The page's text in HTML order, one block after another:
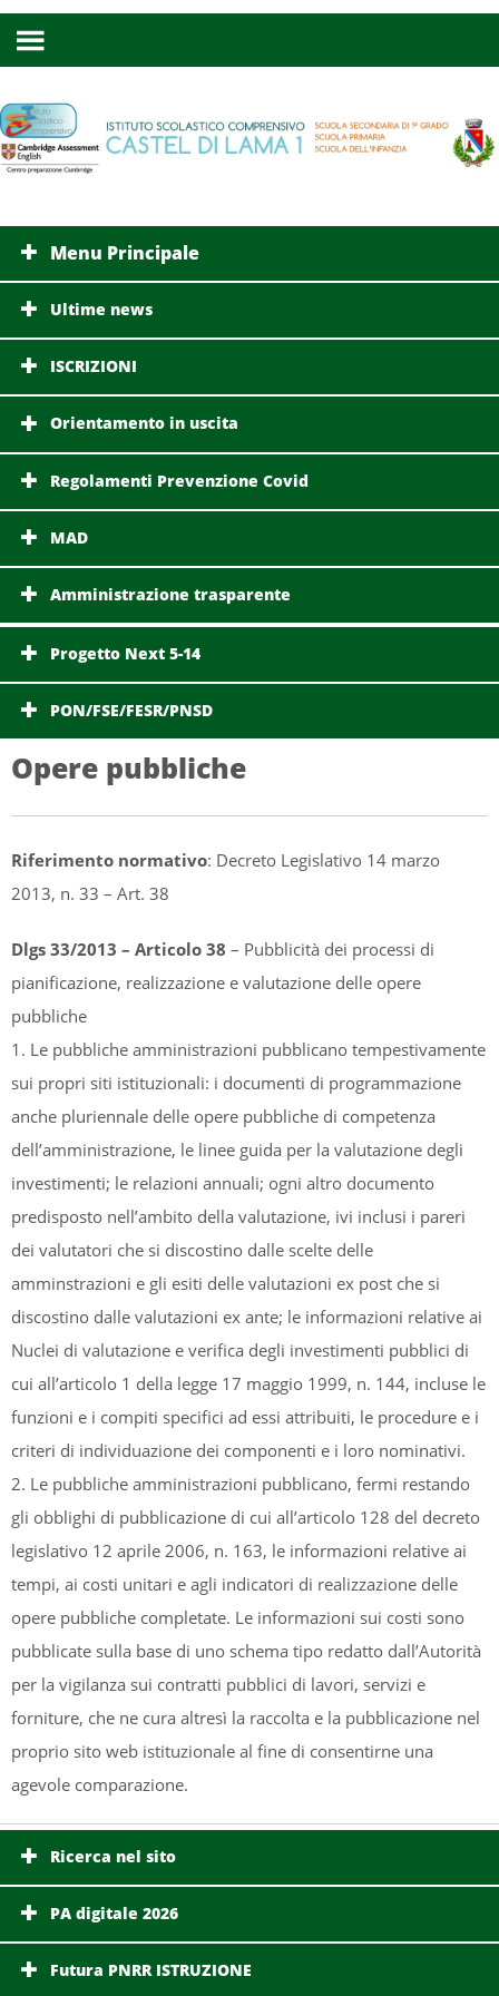
Menu Principale
Ultime news
ISCRIZIONI
Orientamento in uscita
Regolamenti Prevenzione Covid
MAD
Amministrazione trasparente
Progetto Next 5-14
PON/FSE/FESR/PNSD
Opere pubbliche
Riferimento normativo: Decreto Legislativo 14 marzo
2013, n. 33 – Art. 38
Dlgs 33/2013 – Articolo 38 – Pubblicità dei processi di
pianificazione, realizzazione e valutazione delle opere
pubbliche
1. Le pubbliche amministrazioni pubblicano tempestivamente
sui propri siti istituzionali: i documenti di programmazione
anche pluriennale delle opere pubbliche di competenza
dell’amministrazione, le linee guida per la valutazione degli
investimenti; le relazioni annuali; ogni altro documento
predisposto nell’ambito della valutazione, ivi inclusi i pareri
dei valutatori che si discostino dalle scelte delle
amminstrazioni e gli esiti delle valutazioni ex post che si
discostino dalle valutazioni ex ante; le informazioni relative ai
Nuclei di valutazione e verifica degli investimenti pubblici di
cui all’articolo 1 della legge 17 maggio 1999, n. 144, incluse le
funzioni e i compiti specifici ad essi attribuiti, le procedure e i
criteri di individuazione dei componenti e i loro nominativi.
2. Le pubbliche amministrazioni pubblicano, fermi restando
gli obblighi di pubblicazione di cui all’articolo 128 del decreto
legislativo 12 aprile 2006, n. 163, le informazioni relative ai
tempi, ai costi unitari e agli indicatori di realizzazione delle
opere pubbliche completate. Le informazioni sui costi sono
pubblicate sulla base di uno schema tipo redatto dall’Autorità
per la vigilanza sui contratti pubblici di lavori, servizi e
forniture, che ne cura altresì la raccolta e la pubblicazione nel
proprio sito web istituzionale al fine di consentirne una
agevole comparazione.
Ricerca nel sito
PA digitale 2026
Futura PNRR ISTRUZIONE